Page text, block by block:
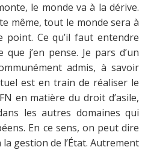
le monde va à la dérive.
même, tout le monde sera à
point. Ce qu’il faut entendre
j’en pense. Je pars d’un
admis, à savoir
est en train de réaliser le
en matière du droit d’asile,
les autres domaines qui
En ce sens, on peut dire
gestion de l’État. Autrement